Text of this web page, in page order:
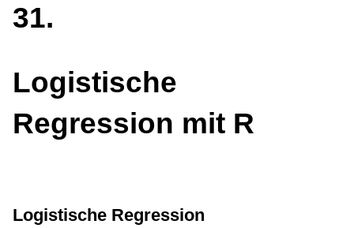
31
Logistische
Regression mit R
Logistische Regression